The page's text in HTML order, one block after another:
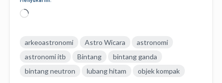
Memuat...
arkeoastronomi Astro Wicara
astronomi
astronomi itb
Bintang
bintang ganda
bintang neutron
lubang hitam objek kompak